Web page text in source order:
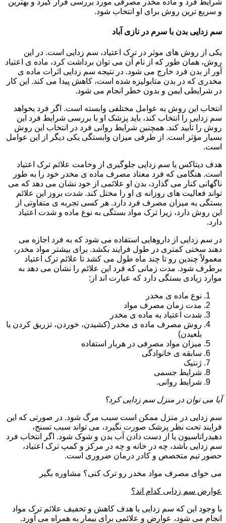
شرایط فرد و ماده مخدر مصرفی مورد بررسی قرار گیرد و بهترین
و سریع ترین روش برای او انتخاب شود.
سم زدایی بدن با سرم در نازی آباد
یکی از روش های موثر در ترک اعتیاد، سم زدایی است. در این
روش، همان طور که از نام آن می توان برداشت کرد، ماده ی اعتیاد
آور از بدن فرد خارج می شود. در نتیجه سم زدایی اثرات ماده ی
مخدری که در بدن متابولیزه شده است، کاهش پیدا می کند. این کار
در شرایطی ایمن و بدون خطر انجام می شود.
انتخاب این روش به عوامل مختلفی وابسته است. اگر فرد بخواهد
سم زدایی را انتخاب کند، باید پزشک او با بررسی شرایط فرد این
روش را تأیید کند. همچنین شرایط روانی فرد در انتخاب این روش
بسیار مؤثر است. از طرفی میزان وابستگی یکی دیگر از این عوامل
است.
هدف دیتاکس یا سم زدایی جلوگیری از وخامت علائم ترک اعتیاد
است. هنگامی که فرد معتاد مصرف ماده ی مخدر خود را به طور
ناگهانی کنار می گذارد، بدن او علائمی از خود نشان می دهد که می
تواند فعالیت های روزانه ی او را مختل کند. شدت بروز این علائم
بستگی به میزان مصرف فرد دارد. هر کسی تجربه ی متفاوتی از
این روش دارد، زیرا ترک مواد بستگی به نوع ماده و شدت اعتیاد
دارد.
در سم زدایی از داروهایی استفاده می شود که به فرد اجازه می
دهند سختی کمتری در طول فرایند بکشد. برای بیشتر مواد مخدر،
معمولاً چندین رو تا چند ماه طول می کشد تا علائم ترک اعتیاد
برطرف شود. مدت زمانی که فرد این علائم را نشان می دهد به
موارد زیادی بستگی دارد که عبارت اند از:
نوع ماده ی مخدر
مدت زمان مصرف مواد
شدت اعتیاد به ماده ی مخدر
روش مصرف ماده ی مخدر (کشیدن، خوردن، تزریق کردن یا
بلعیدن)
میزان مواد مصرفی در هربار استفاده
سابقه ی خانوادگی
ژنتیک
شرایط جسمی
شرایط روانی.
آیا می توان در منزل سم زدایی کرد؟
سم زدایی در منزل ممکن است سبب مرگ شود. در صورتی که این
فرایند تحت نظر پزشک صورت نگیرد، می تواند سبب تسنج،
دهیدراتاسیون یا از دست دادن آب بدن و شوک شود. اگر انتخاب فرد
سم زدایی باشد، چه در خانه و چه در مرکز و کمپ ترک اعتیاد،
حضور تیم متخصص و کادر درمان ضروری است.
می خوای مصرف مواد مخدر رو ترک کنی؟ مشاوره بگیر
عوارض سم زدایی کدام اند؟
با وجود این که سم زدایی با هدف کاهش و تخفیف علائم ترک مواد
انجام می شود، عوارض و علائمی برای بیمار به همراه می آورد.